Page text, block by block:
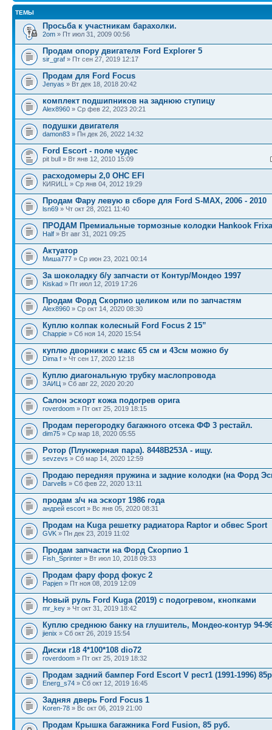
ТЕМЫ
Просьба к участникам барахолки.
2om » Пт июл 31, 2009 00:56
Продам опору двигателя Ford Explorer 5
sir_graf » Пт сен 27, 2019 12:17
Продам для Ford Focus
Jenyas » Вт дек 18, 2018 20:42
комплект подшипников на заднюю ступицу
Alex8960 » Ср фев 22, 2023 20:21
подушки двигателя
damon83 » Пн дек 26, 2022 14:32
Ford Escort - поле чудес
pit bull » Вт янв 12, 2010 15:09
расходомеры 2,0 ОНС EFI
КИRИLL » Ср янв 04, 2012 19:29
Продам Фару левую в сборе для Ford S-MAX, 2006 - 2010
lsn69 » Чт окт 28, 2021 11:40
ПРОДАМ Премиальные тормозные колодки Hankook Frixa
Half » Вт авг 31, 2021 09:25
Актуатор
Миша777 » Ср июн 23, 2021 00:14
За шоколадку б/у запчасти от Контур/Мондео 1997
Kiskad » Пт июл 12, 2019 17:26
Продам Форд Скорпио целиком или по запчастям
Alex8960 » Ср окт 14, 2020 08:30
Куплю колпак колесный Ford Focus 2 15”
Chappie » Сб ноя 14, 2020 15:54
куплю дворники с макс 65 см и 43см можно бу
Dima f » Чт сен 17, 2020 12:18
Куплю диагональную трубку маслопровода
ЗАИЦ » Сб авг 22, 2020 20:20
Салон эскорт кожа подогрев орига
roverdoom » Пт окт 25, 2019 18:15
Продам перегородку багажного отсека ФФ 3 рестайл.
dim75 » Ср мар 18, 2020 05:55
Ротор (Плунжерная пара). 8448B253A - ищу.
sevzevs » Сб мар 14, 2020 12:59
Продаю передняя пружина и задние колодки (на Форд
Darvells » Сб фев 22, 2020 13:11
продам з/ч на эскорт 1986 года
андрей escort » Вс янв 05, 2020 08:31
Продам на Kuga решетку радиатора Raptor и обвес Sport
GVK » Пн дек 23, 2019 11:02
Продам запчасти на Форд Скорпио 1
Fish_Sprinter » Вт июл 10, 2018 09:33
Продам фару форд фокус 2
Papjen » Пт ноя 08, 2019 12:09
Новый руль Ford Kuga (2019) с подогревом, кнопками
mr_key » Чт окт 31, 2019 18:42
Куплю среднюю банку на глушитель, Мондео-контур 94-
jienix » Сб окт 26, 2019 15:54
Диски r18 4*100*108 dio72
roverdoom » Пт окт 25, 2019 18:32
Продам задний бампер Ford Escort V рест1 (1991-1996)
Energ_s74 » Сб окт 12, 2019 16:45
Задняя дверь Ford Focus 1
Koren-78 » Вс окт 06, 2019 21:00
Продам Крышка багажника Ford Fusion, 85 руб.